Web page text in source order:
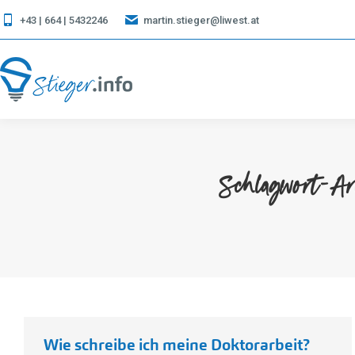
+43 | 664 | 5432246 martin.stieger@liwest.at
Schlagwort-
Wie schreibe ich meine Doktorarbeit?